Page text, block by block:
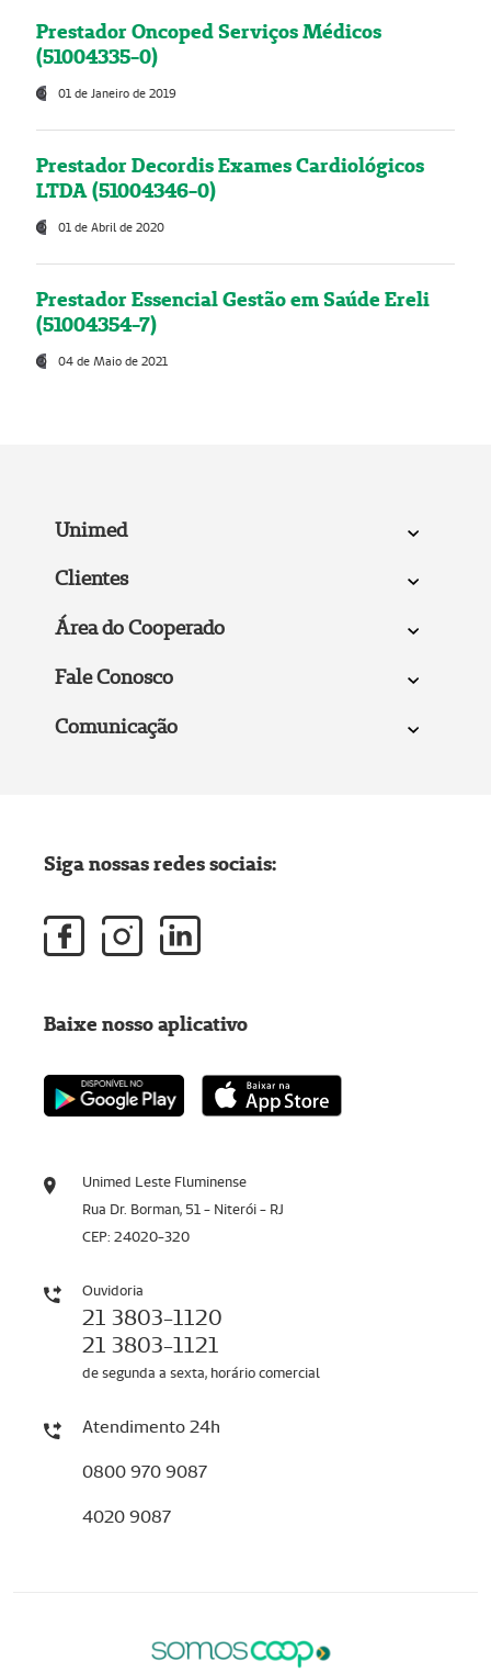
Prestador Oncoped Serviços Médicos
(51004335-0)
01 de Janeiro de 2019
Prestador Decordis Exames Cardiológicos
LTDA (51004346-0)
01 de Abril de 2020
Prestador Essencial Gestão em Saúde Ereli
(51004354-7)
04 de Maio de 2021
Unimed
Clientes
Área do Cooperado
Fale Conosco
Comunicação
Unimed Leste Fluminense
Rua Dr. Borman, 51 - Niterói - RJ
CEP: 24020-320
Ouvidoria
21 3803-1120
21 3803-1121
de segunda a sexta, horário comercial
Atendimento 24h
0800 970 9087
4020 9087
Siga nossas redes sociais:
Baixe nosso aplicativo